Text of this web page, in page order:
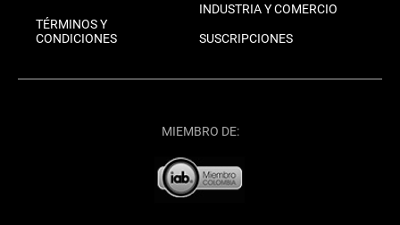
TÉRMINOS Y
CONDICIONES
INDUSTRIA Y COMERCIO
SUSCRIPCIONES
MIEMBRO DE: